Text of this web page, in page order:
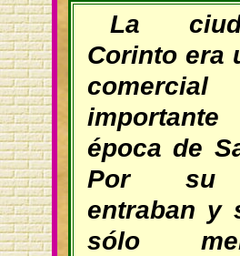
La
Corinto era
época de
Por su
entraban y
sólo